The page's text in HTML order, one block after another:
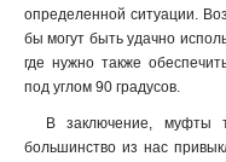
определенной ситуации.
бы могут быть удачно
где нужно также
под углом 90 градусов.
В заключение, муфты
большинство из нас